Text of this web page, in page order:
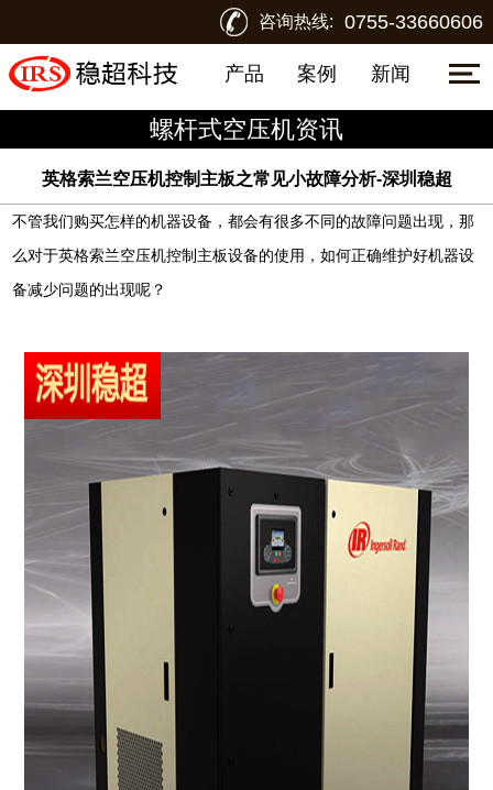
咨询热线: 0755-33660606
产品 案例 新闻
螺杆式空压机资讯
英格索兰空压机控制主板之常见小故障分析-深圳稳超
不管我们购买怎样的机器设备，都会有很多不同的故障问题出现，那
么对于英格索兰空压机控制主板设备的使用，如何正确维护好机器设
备减少问题的出现呢？